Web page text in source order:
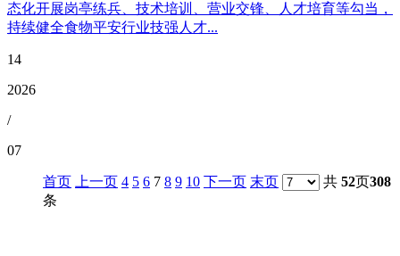
态化开展岗亭练兵、技术培训、营业交锋、人才培育等勾当，
持续健全食物平安行业技强人才...
14
2026
/
07
首页 上一页 4 5 6 7 8 9 10 下一页 末页 共 52页308
条